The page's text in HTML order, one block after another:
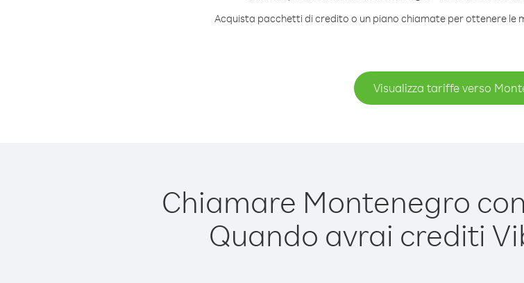
Acquista pacchetti di credito o un piano chiamate per ottenere le
Visualizza tariffe verso
Chiamare Montenegro
Quando avrai crediti